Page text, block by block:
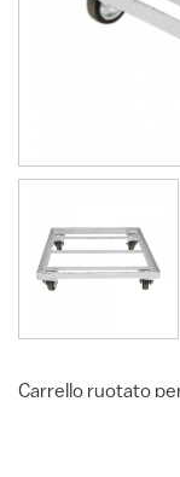
Carrello ruotato